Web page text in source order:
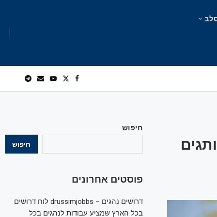
חיפוש
חיפוש
פוסטים אחרונים
דרושים נהגים – drussimjobbs לוח דרושים
בכל הארץ שמציע עבודות לנהגים בכל